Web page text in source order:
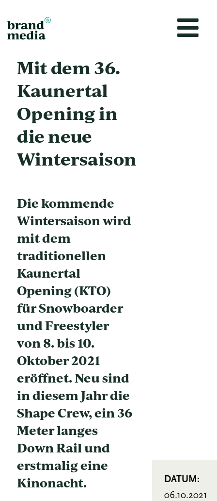
Inhalt
springen
Mit dem 36.
Kaunertal
Opening in
die neue
Wintersaison
Die kommende
Wintersaison wird
mit dem
traditionellen
Kaunertal
Opening (KTO)
für Snowboarder
und Freestyler
von 8. bis 10.
Oktober 2021
eröffnet. Neu sind
in diesem Jahr die
Shape Crew, ein 36
Meter langes
Down Rail und
erstmalig eine
Kinonacht.
DATUM:
06.10.2021